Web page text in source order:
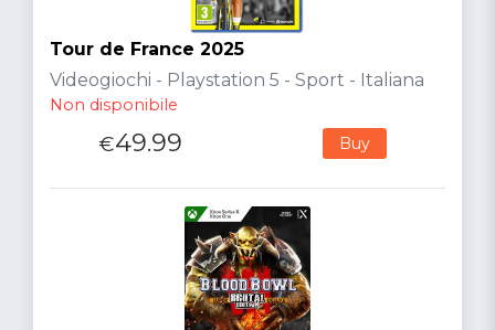
Tour de France 2025
Videogiochi - Playstation 5 - Sport - Italiana
Non disponibile
€49.99 Buy